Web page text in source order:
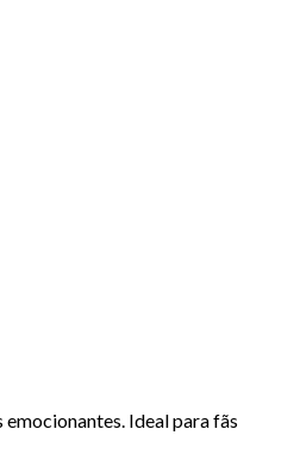
Ideal para fãs